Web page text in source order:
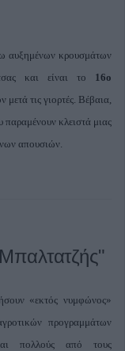
αυξημένων κρουσμάτων
και είναι το 16ο
μετά τις γιορτές. Βέβαια,
παραμένουν κλειστά μιας
απουσιών.
«εκτός νυμφώνος»
προγραμμάτων
πολλούς από τους